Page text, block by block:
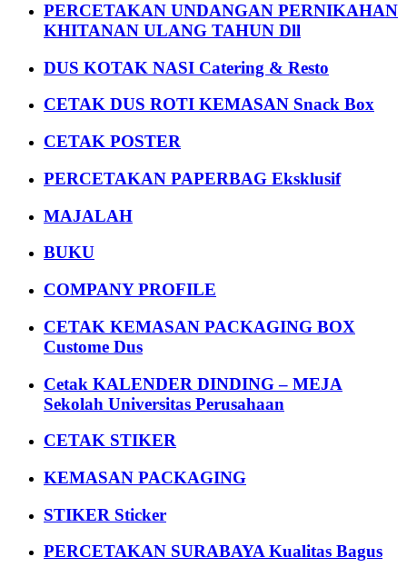
PERCETAKAN UNDANGAN PERNIKAHAN
KHITANAN ULANG TAHUN Dll
DUS KOTAK NASI Catering & Resto
CETAK DUS ROTI KEMASAN Snack Box
CETAK POSTER
PERCETAKAN PAPERBAG Eksklusif
MAJALAH
BUKU
COMPANY PROFILE
CETAK KEMASAN PACKAGING BOX
Custome Dus
Cetak KALENDER DINDING – MEJA
Sekolah Universitas Perusahaan
CETAK STIKER
KEMASAN PACKAGING
STIKER Sticker
PERCETAKAN SURABAYA Kualitas Bagus